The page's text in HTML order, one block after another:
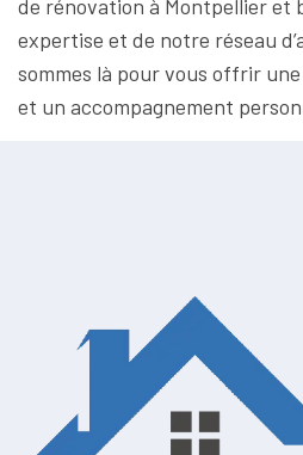
de rénovation à Montpellier et
expertise et de notre réseau
sommes là pour vous offrir
et un accompagnement